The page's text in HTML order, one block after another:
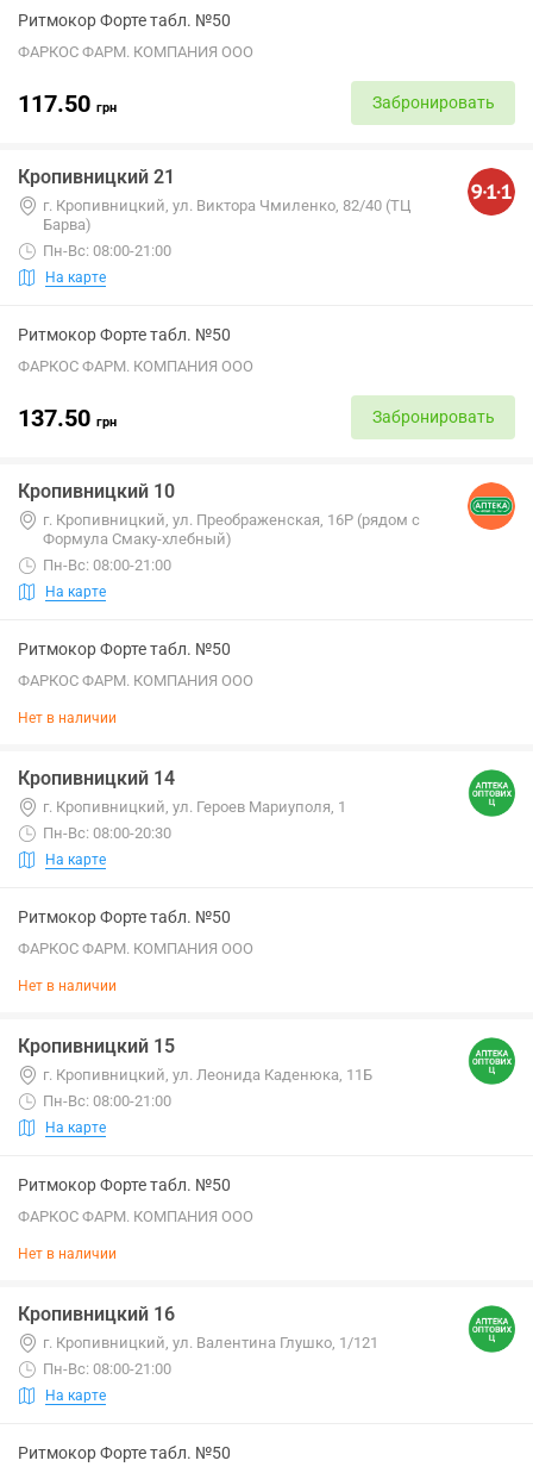
Ритмокор Форте табл. №50
ФАРКОС ФАРМ. КОМПАНИЯ ООО
117.50 грн Забронировать
Кропивницкий 21
г. Кропивницкий, ул. Виктора Чмиленко, 82/40 (ТЦ
Барва)
Пн-Вс: 08:00-21:00
На карте
Ритмокор Форте табл. №50
ФАРКОС ФАРМ. КОМПАНИЯ ООО
137.50 грн Забронировать
Кропивницкий 10
г. Кропивницкий, ул. Преображенская, 16Р (рядом с
Формула Смаку-хлебный)
Пн-Вс: 08:00-21:00
На карте
Ритмокор Форте табл. №50
ФАРКОС ФАРМ. КОМПАНИЯ ООО
Нет в наличии
Кропивницкий 14
г. Кропивницкий, ул. Героев Мариуполя, 1
Пн-Вс: 08:00-20:30
На карте
Ритмокор Форте табл. №50
ФАРКОС ФАРМ. КОМПАНИЯ ООО
Нет в наличии
Кропивницкий 15
г. Кропивницкий, ул. Леонида Каденюка, 11Б
Пн-Вс: 08:00-21:00
На карте
Ритмокор Форте табл. №50
ФАРКОС ФАРМ. КОМПАНИЯ ООО
Нет в наличии
Кропивницкий 16
г. Кропивницкий, ул. Валентина Глушко, 1/121
Пн-Вс: 08:00-21:00
На карте
Ритмокор Форте табл. №50